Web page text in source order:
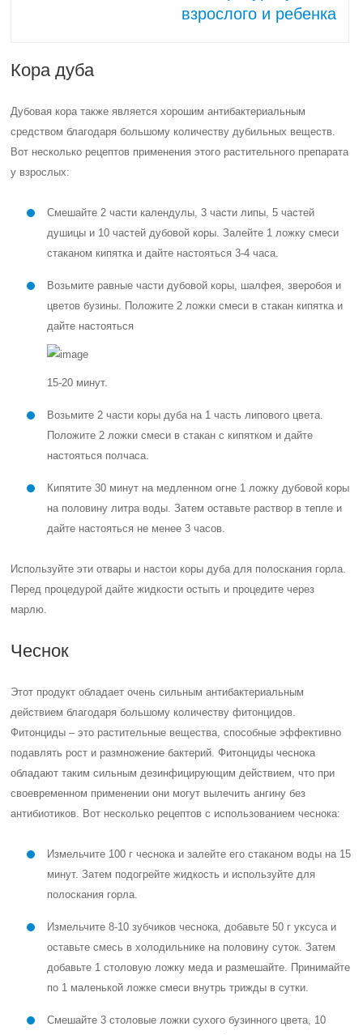
взрослого и ребенка
Кора дуба
Дубовая кора также является хорошим антибактериальным
средством благодаря большому количеству дубильных веществ.
Вот несколько рецептов применения этого растительного препарата
у взрослых:
Смешайте 2 части календулы, 3 части липы, 5 частей
душицы и 10 частей дубовой коры. Залейте 1 ложку смеси
стаканом кипятка и дайте настояться 3-4 часа.
Возьмите равные части дубовой коры, шалфея, зверобоя и
цветов бузины. Положите 2 ложки смеси в стакан кипятка и
дайте настояться
15-20 минут.
Возьмите 2 части коры дуба на 1 часть липового цвета.
Положите 2 ложки смеси в стакан с кипятком и дайте
настояться полчаса.
Кипятите 30 минут на медленном огне 1 ложку дубовой коры
на половину литра воды. Затем оставьте раствор в тепле и
дайте настояться не менее 3 часов.
Используйте эти отвары и настои коры дуба для полоскания горла.
Перед процедурой дайте жидкости остыть и процедите через
марлю.
Чеснок
Этот продукт обладает очень сильным антибактериальным
действием благодаря большому количеству фитонцидов.
Фитонциды – это растительные вещества, способные эффективно
подавлять рост и размножение бактерий. Фитонциды чеснока
обладают таким сильным дезинфицирующим действием, что при
своевременном применении они могут вылечить ангину без
антибиотиков. Вот несколько рецептов с использованием чеснока:
Измельчите 100 г чеснока и залейте его стаканом воды на 15
минут. Затем подогрейте жидкость и используйте для
полоскания горла.
Измельчите 8-10 зубчиков чеснока, добавьте 50 г уксуса и
оставьте смесь в холодильнике на половину суток. Затем
добавьте 1 столовую ложку меда и размешайте. Принимайте
по 1 маленькой ложке смеси внутрь трижды в сутки.
Смешайте 3 столовые ложки сухого бузинного цвета, 10